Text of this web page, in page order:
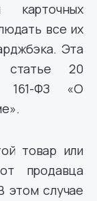
карточных
все их
Эта
статье 20
ФЗ «О
товар или
продавца
этом случае